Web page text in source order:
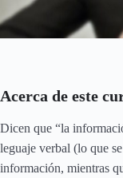
Acerca de este
Dicen que “la
leguaje verbal (lo que
información, mientras